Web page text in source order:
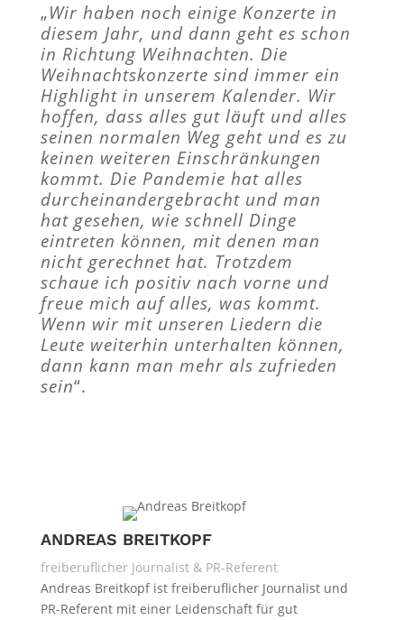
„Wir haben noch einige Konzerte in
diesem Jahr, und dann geht es schon
in Richtung Weihnachten. Die
Weihnachtskonzerte sind immer ein
Highlight in unserem Kalender. Wir
hoffen, dass alles gut läuft und alles
seinen normalen Weg geht und es zu
keinen weiteren Einschränkungen
kommt. Die Pandemie hat alles
durcheinandergebracht und man
hat gesehen, wie schnell Dinge
eintreten können, mit denen man
nicht gerechnet hat. Trotzdem
schaue ich positiv nach vorne und
freue mich auf alles, was kommt.
Wenn wir mit unseren Liedern die
Leute weiterhin unterhalten können,
dann kann man mehr als zufrieden
sein“.
ANDREAS BREITKOPF
freiberuflicher Journalist & PR-Referent
Andreas Breitkopf ist freiberuflicher Journalist und
PR-Referent mit einer Leidenschaft für gut